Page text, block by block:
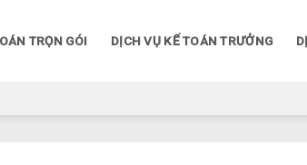
TRỌN GÓI DỊCH VỤ KẾ TOÁN TRƯỞNG